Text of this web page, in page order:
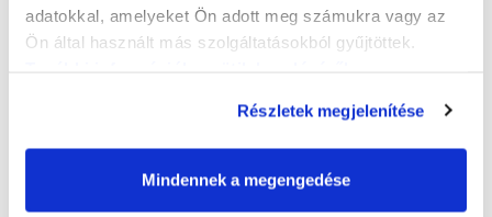
adatokkal, amelyeket Ön adott meg számukra vagy az
Ön által használt más szolgáltatásokból gyűjtöttek.
Részletek megjelenítése
Mindennek a megengedése
a változó helyzetekhez, jól terhelhető. Hatékonyan részt
vesz az informatikai átalakítások megtervezésében és
Együttműködő és segítőkész, igazi csapatjátékos.
Egyúttal nyugdíjba vonulása alkalmával elbúcsúztattuk
, aki 41 éves könyvtári pályafutása alatt
intézményünkben 31 éven keresztül irányította az